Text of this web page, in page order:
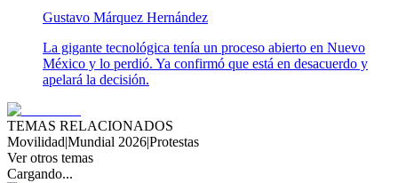
Gustavo Márquez Hernández
La gigante tecnológica tenía un proceso abierto en Nuevo
México y lo perdió. Ya confirmó que está en desacuerdo y
apelará la decisión.
TEMAS RELACIONADOS
Movilidad|Mundial 2026|Protestas
Ver otros temas
Cargando...